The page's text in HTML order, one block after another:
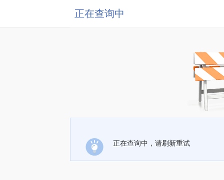
正在查询中
正在查询中，请刷新重试